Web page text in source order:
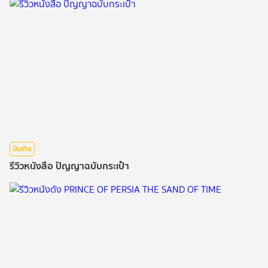
บันเทิง
รีวิวหนังสือ ปัญญาฉบับกระเป๋า